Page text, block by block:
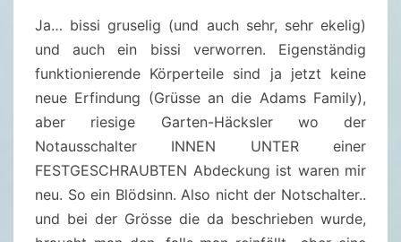
E
I
F
T
N
I
C
H
T
Ja… bissi gruselig (und auch sehr, sehr ekelig)
und auch ein bissi verworren. Eigenständig
funktionierende Körperteile sind ja jetzt keine
neue Erfindung (Grüsse an die Adams Family),
aber riesige Garten-Häcksler wo der
Notausschalter INNEN UNTER einer
FESTGESCHRAUBTEN Abdeckung ist waren mir
neu. So ein Blödsinn. Also nicht der Notschalter..
und bei der Grösse die da beschrieben wurde,